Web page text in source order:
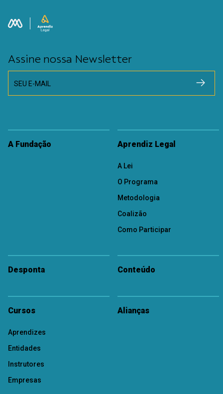
Assine nossa Newsletter
SEU E-MAIL
A Fundação Aprendiz Legal
A Lei
O Programa
Metodologia
Coalizão
Como Participar
Desponta Conteúdo
Cursos
Aprendizes
Entidades
Instrutores
Empresas
Alianças